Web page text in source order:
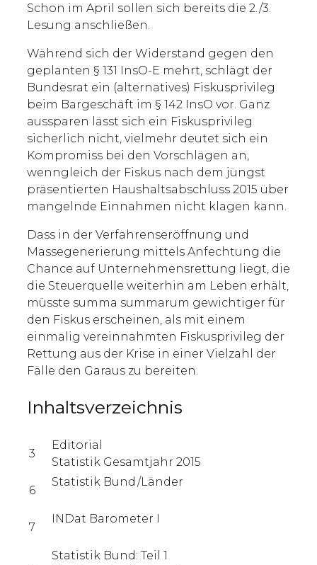
Schon im April sollen sich bereits die 2./3.
Lesung anschließen.
Während sich der Widerstand gegen den
geplanten § 131 InsO-E mehrt, schlägt der
Bundesrat ein (alternatives) Fiskusprivileg
beim Bargeschäft im § 142 InsO vor. Ganz
aussparen lässt sich ein Fiskusprivileg
sicherlich nicht, vielmehr deutet sich ein
Kompromiss bei den Vorschlägen an,
wenngleich der Fiskus nach dem jüngst
präsentierten Haushaltsabschluss 2015 über
mangelnde Einnahmen nicht klagen kann.
Dass in der Verfahrenseröffnung und
Massegenerierung mittels Anfechtung die
Chance auf Unternehmensrettung liegt, die
die Steuerquelle weiterhin am Leben erhält,
müsste summa summarum gewichtiger für
den Fiskus erscheinen, als mit einem
einmalig vereinnahmten Fiskusprivileg der
Rettung aus der Krise in einer Vielzahl der
Fälle den Garaus zu bereiten.
Inhaltsverzeichnis
3
Editorial
Statistik Gesamtjahr 2015
6
Statistik Bund /Länder
7
INDat Barometer I
Statistik Bund: Teil 1